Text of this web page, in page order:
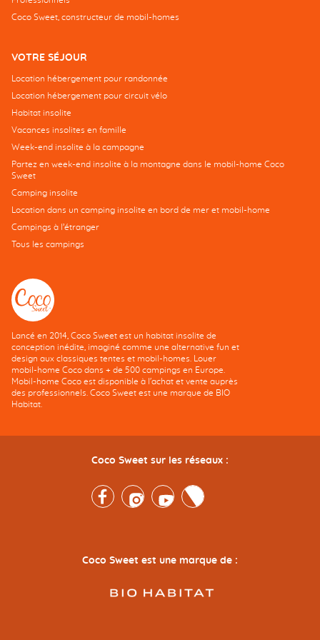
Coco Sweet, constructeur de mobil-homes
VOTRE SÉJOUR
Location hébergement pour randonnée
Location hébergement pour circuit vélo
Habitat insolite
Vacances insolites en famille
Week-end insolite à la campagne
Partez en week-end insolite à la montagne dans le mobil-home Coco
Sweet
Camping insolite
Location dans un camping insolite en bord de mer et mobil-home
Campings à l’étranger
Tous les campings
Lancé en 2014, Coco Sweet est un habitat insolite de
conception inédite, imaginé comme une alternative fun et
design aux classiques tentes et mobil-homes. Louer
mobil-home Coco dans + de 500 campings en Europe.
Mobil-home Coco est disponible à l'achat et vente auprès
des professionnels. Coco Sweet est une marque de BIO
Habitat.
Coco Sweet sur les réseaux :
FacebookInstagramYoutubeTwitter
Coco Sweet est une marque de :